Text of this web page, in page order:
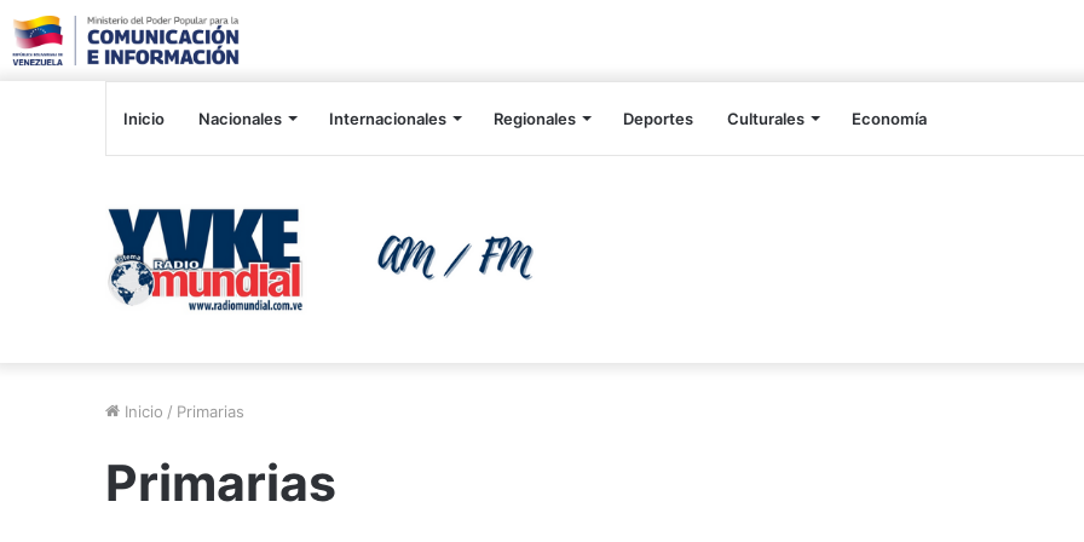
Inicio Nacionales Internacionales Regionales Deportes Culturales Economía
Inicio / Primarias
Primarias